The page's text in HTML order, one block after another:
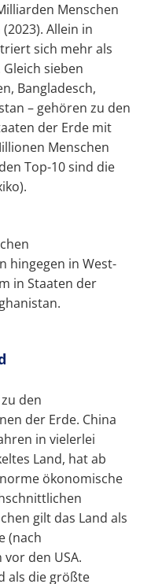
Menschen
Allein in
sich mehr als
sieben
Bangladesch,
– gehören zu den
der Erde mit
Menschen
Top-10 sind die
hingegen in West-
in Staaten der
den
der Erde. China
in vielerlei
Land, hat ab
ökonomische
gilt das Land als
(nach
vor den USA.
als die größte